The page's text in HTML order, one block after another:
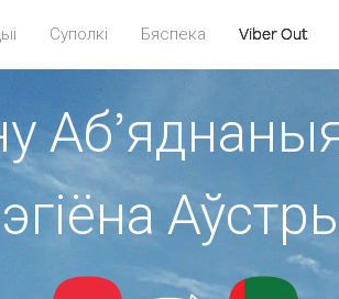
Суполкі Бяспека Viber Out